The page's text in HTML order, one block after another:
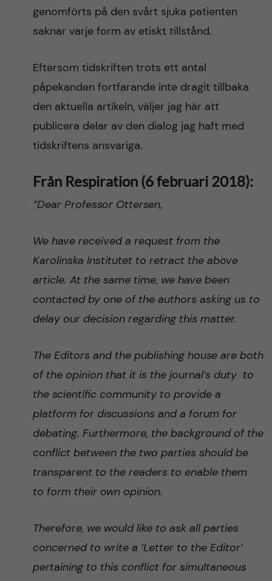
genomförts på den svårt sjuka patienten
saknar varje form av etiskt tillstånd.
Eftersom tidskriften trots ett antal
påpekanden fortfarande inte dragit tillbaka
den aktuella artikeln, väljer jag här att
publicera delar av den dialog jag haft med
tidskriftens ansvariga.
Från Respiration (6 februari 2018):
”Dear Professor Ottersen,
We have received a request from the
Karolinska Institutet to retract the above
article. At the same time, we have been
contacted by one of the authors asking us to
delay our decision regarding this matter.
The Editors and the publishing house are both
of the opinion that it is the journal’s duty to
the scientific community to provide a
platform for discussions and a forum for
debating. Furthermore, the background of the
conflict between the two parties should be
transparent to the readers to enable them
to form their own opinion.
Therefore, we would like to ask all parties
concerned to write a ‘Letter to the Editor’
pertaining to this conflict for simultaneous